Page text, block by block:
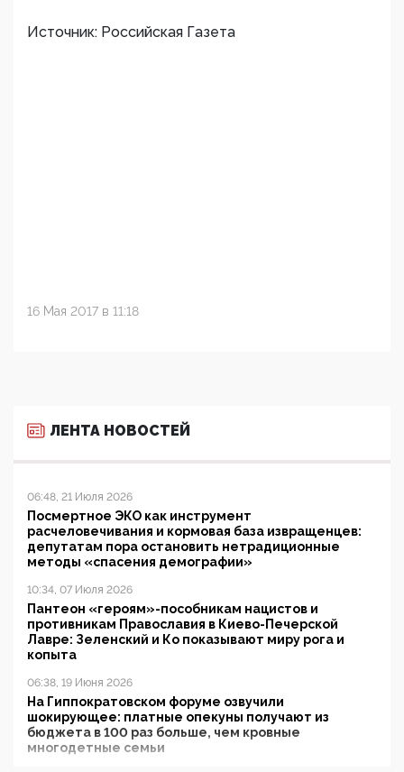
Источник: Российская Газета
16 Мая 2017 в 11:18
ЛЕНТА НОВОСТЕЙ
06:48, 21 Июля 2026
Посмертное ЭКО как инструмент
расчеловечивания и кормовая база извращенцев:
депутатам пора остановить нетрадиционные
методы «спасения демографии»
10:34, 07 Июля 2026
Пантеон «героям»-пособникам нацистов и
противникам Православия в Киево-Печерской
Лавре: Зеленский и Ко показывают миру рога и
копыта
06:38, 19 Июня 2026
На Гиппократовском форуме озвучили
шокирующее: платные опекуны получают из
бюджета в 100 раз больше, чем кровные
многодетные семьи